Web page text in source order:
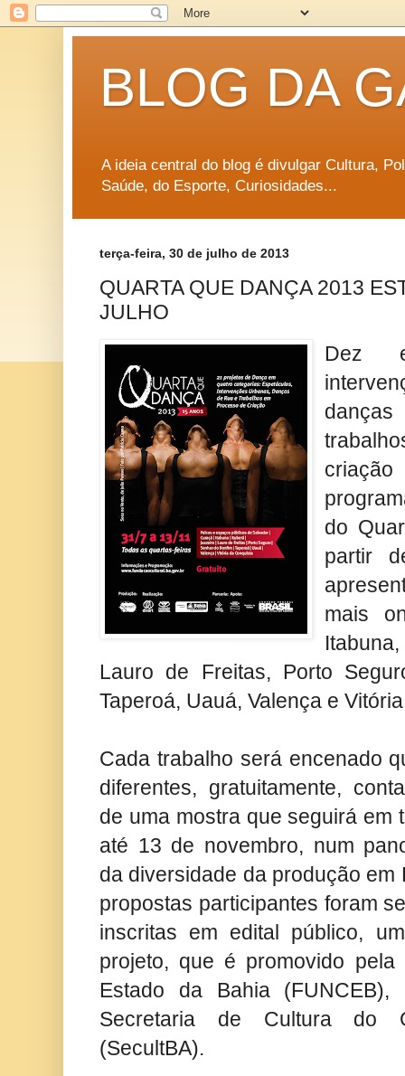
BLOG DA
A ideia central do blog é divulgar Cultura,
Saúde, do Esporte, Curiosidades...
terça-feira, 30 de julho de 2013
QUARTA QUE DANÇA 2013
JULHO
Dez
do
partir
mais
Lauro de Freitas, Porto
Taperoá, Uauá, Valença e
Cada trabalho será encenado
diferentes, gratuitamente,
de uma mostra que seguirá em
até 13 de novembro, num
da diversidade da produção em
propostas participantes foram
inscritas em edital público,
projeto, que é promovido pela
Estado da Bahia (FUNCEB),
Secretaria de Cultura do
(SecultBA).